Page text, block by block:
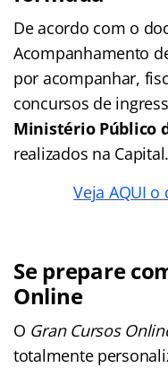
De acordo com o
Acompanhamento
por acompanhar,
concursos de
Ministério Público
realizados na Capital.
Veja AQUI
Se prepare
Online
O Gran Cursos
totalmente